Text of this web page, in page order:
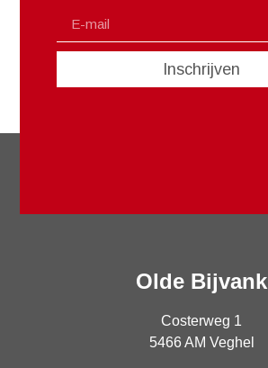
Inschrijven
Olde Bijvank
Costerweg 1
5466 AM Veghel